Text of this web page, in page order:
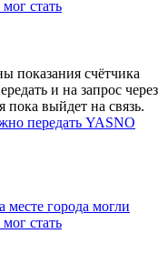
стать
показания счётчика
и на запрос через
пока выйдет на связь.
передать YASNO
города могли
стать